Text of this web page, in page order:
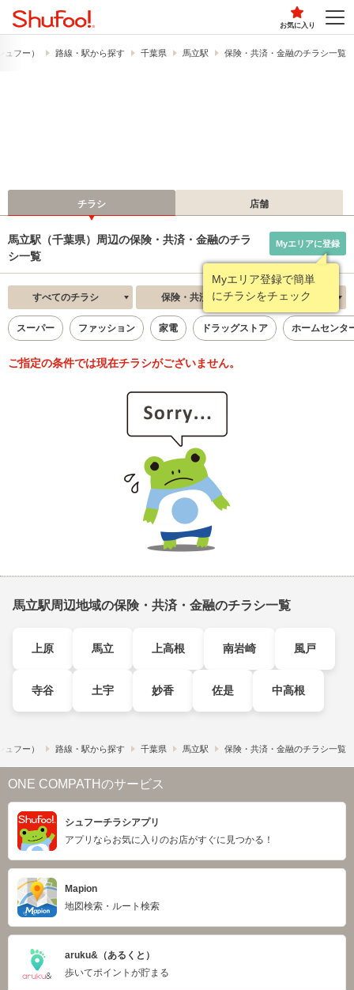
お気に入り
フー） 路線・駅から探す 千葉県 馬立駅 保険・共済・金融のチラシ一覧
チラシ 店舗
馬立駅（千葉県）周辺の保険・共済・金融のチラ
シ一覧
Myエリア登録で簡単
にチラシをチェック
Myエリアに登録
すべてのチラシ 保険・共済・金融 新着順
スーパー ファッション 家電 ドラッグストア ホームセンタ
ご指定の条件では現在チラシがございません。
馬立駅周辺地域の保険・共済・金融のチラシ一覧
上原 馬立 上高根 南岩崎 風戸
寺谷 土宇 妙香 佐是 中高根
フー） 路線・駅から探す 千葉県 馬立駅 保険・共済・金融のチラシ一覧
ONE COMPATHのサービス
シュフーチラシアプリ
アプリならお気に入りのお店がすぐに見つかる！
Mapion
地図検索・ルート検索
aruku&（あるくと）
歩いてポイントが貯まる